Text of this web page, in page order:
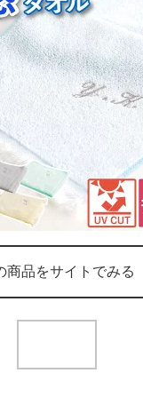
商品をサイトでみる